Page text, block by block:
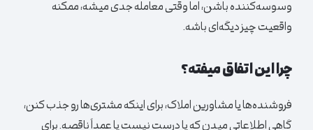
وسوسه‌کننده باشن، اما وقتی معامله جدی میشه، ممکنه
واقعیت چیز دیگه‌ای باشه.
چرا این اتفاق میفته؟
فروشنده‌ها یا مشاورین املاک، برای اینکه مشتری‌ها رو جذب کنن،